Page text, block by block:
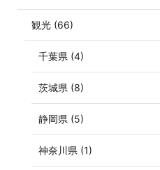
観光 (66)
千葉県 (4)
茨城県 (8)
静岡県 (5)
神奈川県 (1)